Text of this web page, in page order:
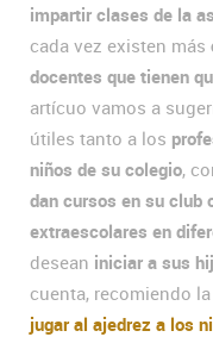
impartir clases de la
cada vez existen más
docentes que tienen
artícuo vamos a
útiles tanto a los
niños de su colegio,
dan cursos en su club
extraescolares en
desean iniciar a sus
cuenta, recomiendo
jugar al ajedrez a los